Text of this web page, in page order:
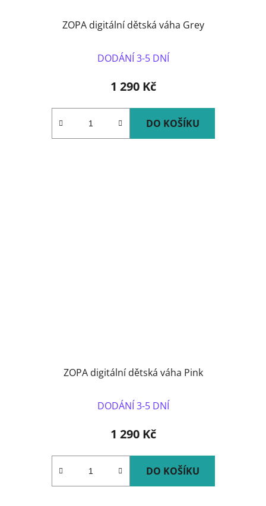
ZOPA digitální dětská váha Grey
DODÁNÍ 3-5 DNÍ
1 290 Kč
DO KOŠÍKU
ZOPA digitální dětská váha Pink
DODÁNÍ 3-5 DNÍ
1 290 Kč
DO KOŠÍKU